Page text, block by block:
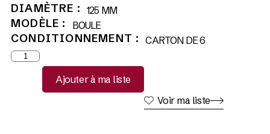
DIAMÈTRE : 125 MM
MODÈLE : BOULE
CONDITIONNEMENT : CARTON DE 6
Ajouter à ma liste
Voir ma liste